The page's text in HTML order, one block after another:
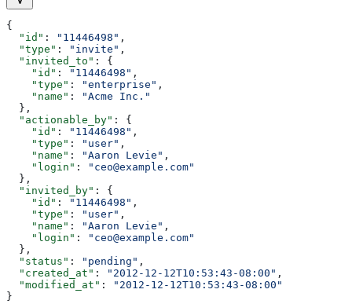
{
  "id"
: "11446498" ,
  "type"
: "invite" ,
  "invited_to"
: {
    "id"
: "11446498" ,
    "type"
: "enterprise" ,
    "name"
:
"Acme Inc."
  },
  "actionable_by"
: {
    "id"
: "11446498" ,
    "type"
: "user" ,
    "name"
: "Aaron Levie" ,
    "login"
:
"ceo@example.com"
  },
  "invited_by"
: {
    "id"
: "11446498" ,
    "type"
: "user" ,
    "name"
: "Aaron Levie" ,
    "login"
:
"ceo@example.com"
  },
  "status"
: "pending" ,
  "created_at"
: "2012-12-12T10:53:43-08:00" ,
  "modified_at"
:
"2012-12-12T10:53:43-08:00"
}